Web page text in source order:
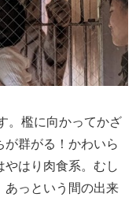
。檻に向かってかざ
群がる！かわいら
やはり肉食系。むし
あっという間の出来